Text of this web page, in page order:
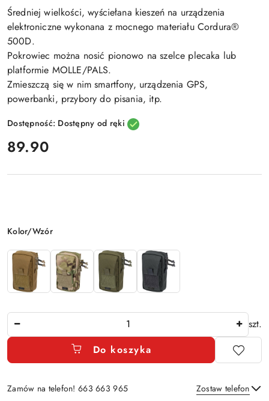
Średniej wielkości, wyściełana kieszeń na urządzenia
elektroniczne wykonana z mocnego materiału Cordura®
500D.
Pokrowiec można nosić pionowo na szelce plecaka lub
platformie MOLLE/PALS.
Zmieszczą się w nim smartfony, urządzenia GPS,
powerbanki, przybory do pisania, itp.
Dostępność: Dostępny od ręki
cena:
89.90
Wariant
Kolor/Wzór
szt.
Do koszyka
Zamów na telefon! 663 663 965 Zostaw telefon